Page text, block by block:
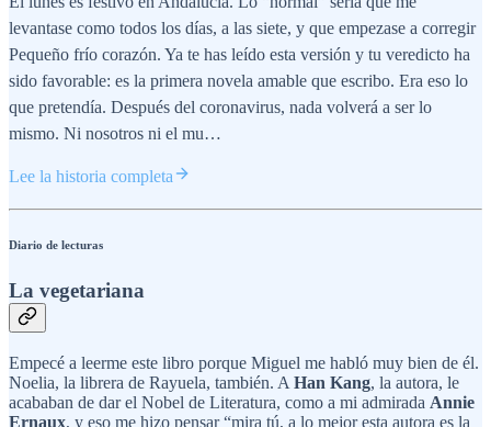
levantase como todos los días, a las siete, y que empezase a corregir
Pequeño frío corazón. Ya te has leído esta versión y tu veredicto ha
sido favorable: es la primera novela amable que escribo. Era eso lo
que pretendía. Después del coronavirus, nada volverá a ser lo
mismo. Ni nosotros ni el mu…
Lee la historia completa
Diario de lecturas
La vegetariana
Empecé a leerme este libro porque Miguel me habló muy bien de él.
Noelia, la librera de Rayuela, también. A Han Kang, la autora, le
acababan de dar el Nobel de Literatura, como a mi admirada Annie
Ernaux, y eso me hizo pensar “mira tú, a lo mejor esta autora es la